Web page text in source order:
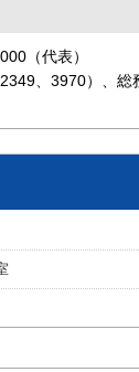
（代表）
、3970）、総